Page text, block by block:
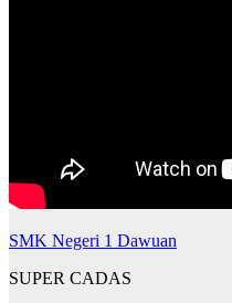
SMK Negeri 1 Dawuan
SUPER CADAS